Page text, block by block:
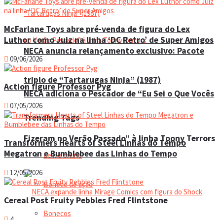
NECA adiciona o Pescador de “Eu Sei o Que Vocês
Fizeram no Verão Passado” à linha Toony Terrors
NECA anuncia relançamento exclusivo: Pacote
triplo de “Tartarugas Ninja” (1987)
Trending Tags
Leilão online
Boneco de ação
Bonecos
McFarlane Toys abre pré-venda de figura do Lex
Luthor como Juiz na linha ‘DC Retro’ de Super Amigos
09/06/2026
Action figure Professor Pyg
07/05/2026
Transformers Hearts of Steel Linhas do Tempo
Megatron e Bumblebee das Linhas do Tempo
12/05/2026
Cereal Post Fruity Pebbles Fred Flintstone